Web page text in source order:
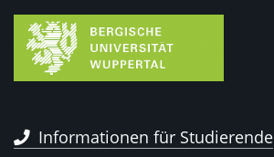
Informationen für Studierende